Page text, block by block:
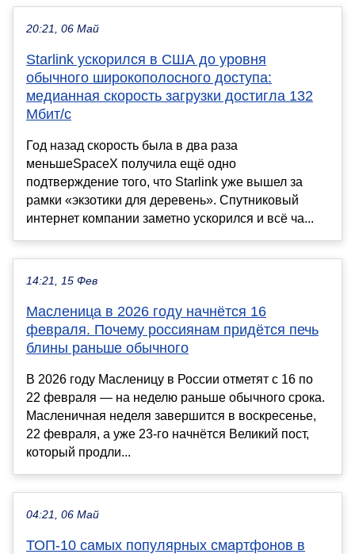
20:21, 06 Май
Starlink ускорился в США до уровня
обычного широкополосного доступа:
медианная скорость загрузки достигла 132
Мбит/с
Год назад скорость была в два раза
меньшеSpaceX получила ещё одно
подтверждение того, что Starlink уже вышел за
рамки «экзотики для деревень». Спутниковый
интернет компании заметно ускорился и всё ча...
14:21, 15 Фев
Масленица в 2026 году начнётся 16
февраля. Почему россиянам придётся печь
блины раньше обычного
В 2026 году Масленицу в России отметят с 16 по
22 февраля — на неделю раньше обычного срока.
Масленичная неделя завершится в воскресенье,
22 февраля, а уже 23-го начнётся Великий пост,
который продли...
04:21, 06 Май
ТОП-10 самых популярных смартфонов в